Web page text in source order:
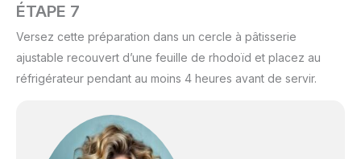
ÉTAPE 7
Versez cette préparation dans un cercle à pâtisserie
ajustable recouvert d’une feuille de rhodoïd et placez au
réfrigérateur pendant au moins 4 heures avant de servir.